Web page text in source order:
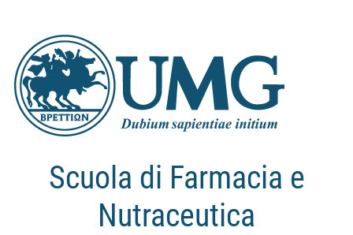
Scuola di Farmacia e
Nutraceutica